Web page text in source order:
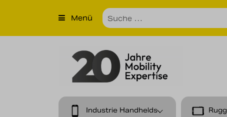
×
Unsere Leistungen
Menü
Industrie Handhelds